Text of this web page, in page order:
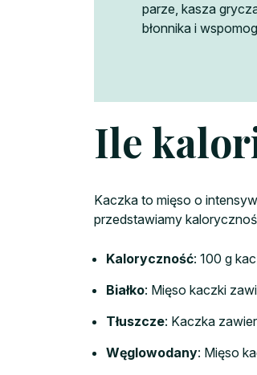
parze, kasza
błonnika i
Ile
Kaczka to mięso o
przedstawiamy
Kaloryczność: 100 g
Białko: Mięso kaczki
Tłuszcze: Kaczka
Węglowodany: Mięso